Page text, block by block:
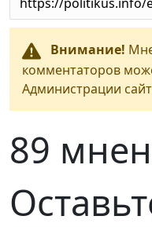
Внимание!
комментаторов
Администрации
89